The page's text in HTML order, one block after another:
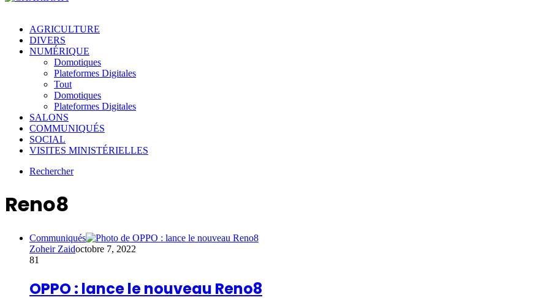
AGRICULTURE
DIVERS
NUMÉRIQUE
Domotiques
Plateformes Digitales
Tout
Domotiques
Plateformes Digitales
SALONS
COMMUNIQUÉS
SOCIAL
VISITES MINISTÉRIELLES
Rechercher
Reno8
Communiqués
Zoheir Zaidoctobre 7, 2022
81
OPPO : lance le nouveau Reno8